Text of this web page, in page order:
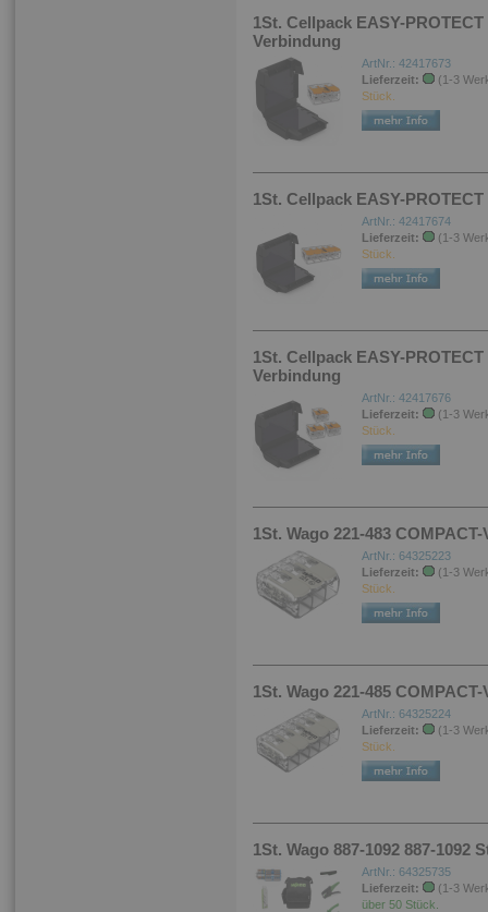
1St. Cellpack EASY-
Verbindung
ArtNr.: 42417673
Lieferzeit:
(1-3
Stück.
1St. Cellpack EASY-
ArtNr.: 42417674
Lieferzeit:
(1-3
Stück.
1St. Cellpack EASY-
Verbindung
ArtNr.: 42417676
Lieferzeit:
(1-3
Stück.
1St. Wago 221-483
ArtNr.: 64325223
Lieferzeit:
(1-3
Stück.
1St. Wago 221-485
ArtNr.: 64325224
Lieferzeit:
(1-3
Stück.
1St. Wago 887-1092 887-1092
ArtNr.: 64325735
Lieferzeit:
(1-3
über 50 Stück.